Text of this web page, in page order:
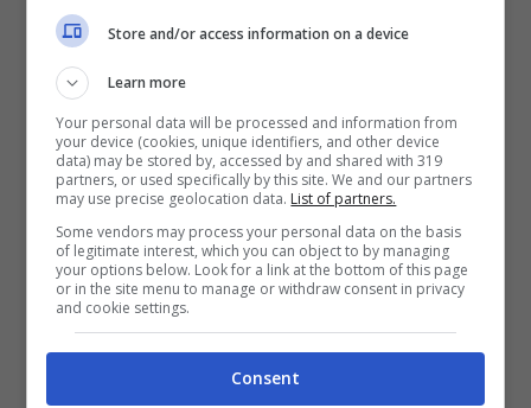
Inoltre, al momento dello scatto portava un
paio di splendidi occhiali da sole con le lenti a
forma di cuore.
Store and/or access information on a device
Learn more
Your personal data will be processed and information from
your device (cookies, unique identifiers, and other device
data) may be stored by, accessed by and shared with 319
partners, or used specifically by this site. We and our partners
may use precise geolocation data. List of partners.
Some vendors may process your personal data on the basis
of legitimate interest, which you can object to by managing
your options below. Look for a link at the bottom of this page
or in the site menu to manage or withdraw consent in privacy
and cookie settings.
Consent